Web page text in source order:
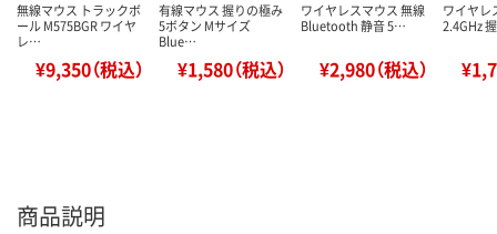
無線マウス トラックボ
ール M575BGR ワイヤ
レ…
¥9,350（税込）
有線マウス 握りの極み
5ボタン Mサイズ
Blue…
¥1,580（税込）
ワイヤレスマウス 無線
Bluetooth 静音 5…
¥2,980（税込）
ワイヤレ
2.4GHz
商品説明